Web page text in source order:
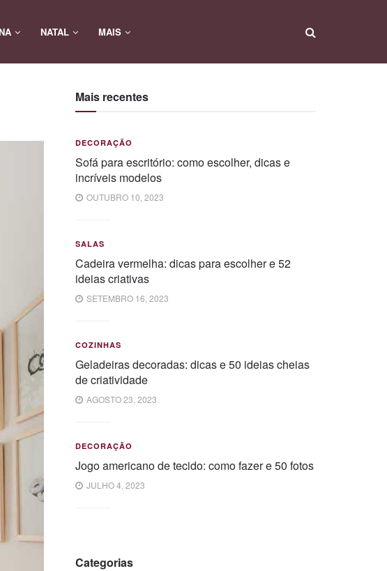
NATAL MAIS
Mais recentes
DECORAÇÃO
Sofá para escritório: como escolher, dicas e
incríveis modelos
OUTUBRO 10, 2023
SALAS
Cadeira vermelha: dicas para escolher e 52
ideias criativas
SETEMBRO 16, 2023
COZINHAS
Geladeiras decoradas: dicas e 50 ideias cheias
de criatividade
AGOSTO 23, 2023
DECORAÇÃO
Jogo americano de tecido: como fazer e 50 fotos
JULHO 4, 2023
Categorias